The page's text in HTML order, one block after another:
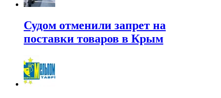
Судом отменили запрет на
поставки товаров в Крым